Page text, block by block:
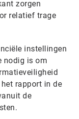
zorgen
relatief trage
instellingen
nodig is om
rapport in de
de